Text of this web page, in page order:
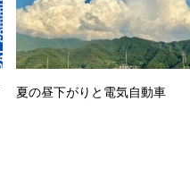
夏の昼下がりと電気自動車